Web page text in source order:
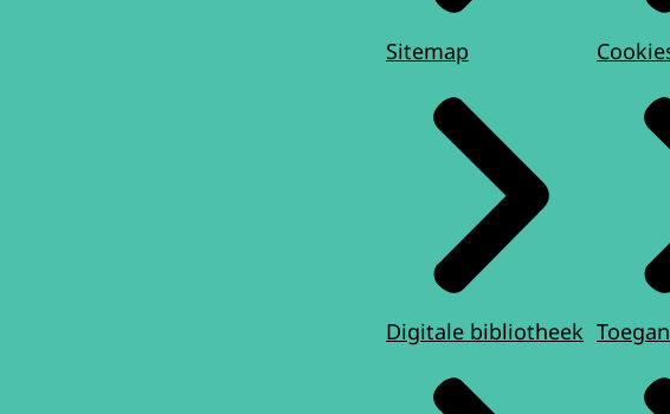
Sitemap
Digitale bibliotheek